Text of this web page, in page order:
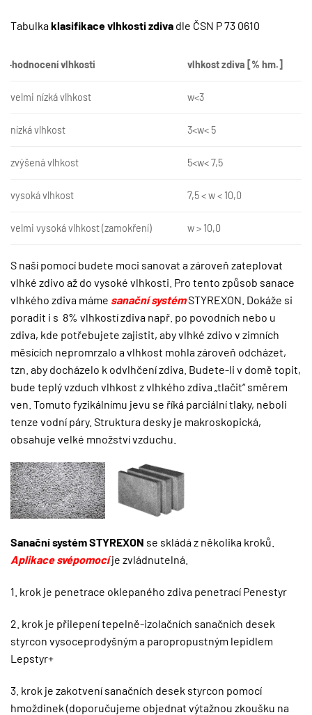
Tabulkaklasifikace vlhkosti zdiva dle ČSN P 73 0610
hodnocení vlhkosti vlhkost zdiva [% hm.]
velmi nízká vlhkost w<3
nízká vlhkost 3<w< 5
zvýšená vlhkost 5<w< 7,5
vysoká vlhkost 7,5 < w < 10,0
velmi vysoká vlhkost (zamokření) w > 10,0
S naší pomocí budete moci sanovat a zároveň zateplovat
vlhké zdivo až do vysoké vlhkosti. Pro tento způsob sanace
vlhkého zdiva máme sanační systémSTYREXON. Dokáže si
poradit i s 8% vlhkostí zdiva např. po povodních nebo u
zdiva, kde potřebujete zajistit, aby vlhké zdivo v zimních
měsících nepromrzalo a vlhkost mohla zároveň odcházet,
tzn. aby docházelo k odvlhčení zdiva. Budete-li v domě topit,
bude teplý vzduch vlhkost z vlhkého zdiva „tlačit“ směrem
ven. Tomuto fyzikálnímu jevu se říká parciální tlaky, neboli
tenze vodní páry. Struktura desky je makroskopická,
obsahuje velké množství vzduchu.
Sanační systém STYREXON se skládá z několika kroků.
Aplikace svépomocíje zvládnutelná.
1. krok je penetrace oklepaného zdiva penetrací Penestyr
2. krok je přilepení tepelně-izolačních sanačních desek
styrcon vysoceprodyšným a paropropustným lepidlem
Lepstyr+
3. krok je zakotvení sanačních desek styrcon pomocí
hmoždinek (doporučujeme objednat výtažnou zkoušku na